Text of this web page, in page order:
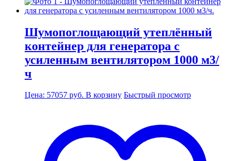
Шумопоглощающий утеплённый
контейнер для генератора с
усиленным вентилятором 1000 м3/
ч
Цена: 57057 руб. В корзину Быстрый просмотр